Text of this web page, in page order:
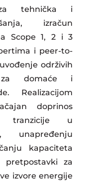
za tehnička i
izračun
Scope 1, 2 i 3
i peer-to-
održivih
domaće i
Realizacijom
doprinos
tranzicije u
unapređenju
kapaciteta
za
izvore energije